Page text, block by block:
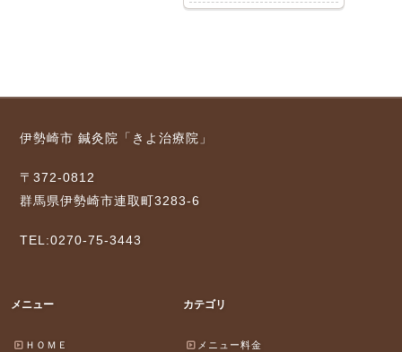
伊勢崎市 鍼灸院「きよ治療院」
〒372-0812
群馬県伊勢崎市連取町3283-6
TEL:0270-75-3443
メニュー
ＨＯＭＥ
カテゴリ
メニュー料金